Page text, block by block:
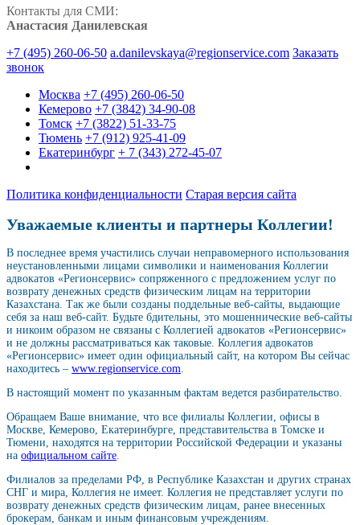
Контакты для СМИ:
Анастасия Данилевская
+7 (495) 260-06-50 a.danilevskaya@regionservice.com Заказать
звонок
Москва +7 (495) 260-06-50
Кемерово +7 (3842) 34-90-08
Томск +7 (3822) 51-33-75
Тюмень +7 (912) 925-41-09
Екатеринбург + 7 (343) 272-45-07
Политика конфиденциальности Старая версия сайта
Уважаемые клиенты и партнеры Коллегии!
В последнее время участились случаи неправомерного использования
неустановленными лицами символики и наименования Коллегии
адвокатов «Регионсервис» сопряженного с предложением услуг по
возврату денежных средств физическим лицам на территории
Казахстана. Так же были созданы поддельные веб-сайты, выдающие
себя за наш веб-сайт. Будьте бдительны, это мошеннические веб-сайты
и никоим образом не связаны с Коллегией адвокатов «Регионсервис»
и не должны рассматриваться как таковые. Коллегия адвокатов
«Регионсервис» имеет один официальный сайт, на котором Вы сейчас
находитесь – www.regionservice.com
В настоящий момент по указанным фактам ведется разбирательство.
Обращаем Ваше внимание, что все филиалы Коллегии, офисы в
Москве, Кемерово, Екатеринбурге, представительства в Томске и
Тюмени, находятся на территории Российской Федерации и указаны
на официальном сайте
Филиалов за пределами РФ, в Республике Казахстан и других странах
СНГ и мира, Коллегия не имеет. Коллегия не представляет услуги по
возврату денежных средств физическим лицам, ранее внесенных
брокерам, банкам и иным финансовым учреждениям.